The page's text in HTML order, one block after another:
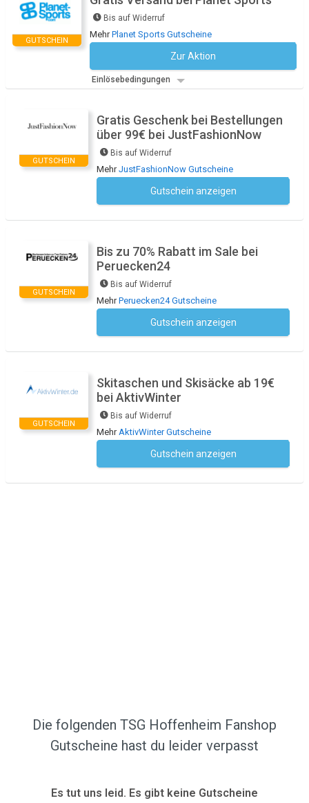
GUTSCHEIN
Bis auf Widerruf
MehrPlanet Sports Gutscheine
Zur Aktion
Einlösebedingungen
GUTSCHEIN
Gratis Geschenk bei Bestellungen
über 99€ bei JustFashionNow
Bis auf Widerruf
MehrJustFashionNow Gutscheine
Gutschein anzeigen
GUTSCHEIN
Bis zu 70% Rabatt im Sale bei
Peruecken24
Bis auf Widerruf
MehrPeruecken24 Gutscheine
Gutschein anzeigen
GUTSCHEIN
Skitaschen und Skisäcke ab 19€
bei AktivWinter
Bis auf Widerruf
MehrAktivWinter Gutscheine
Gutschein anzeigen
Die folgenden TSG Hoffenheim Fanshop
Gutscheine hast du leider verpasst
Es tut uns leid. Es gibt keine Gutscheine